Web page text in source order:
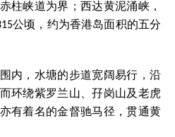
柱峡道为界；西达黄泥涌峡，
公顷，约为香港岛面积的五分
内，水塘的步道宽阔易行，沿
环绕紫罗兰山、孖岗山及老虎
有着名的金督驰马径，贯通黄